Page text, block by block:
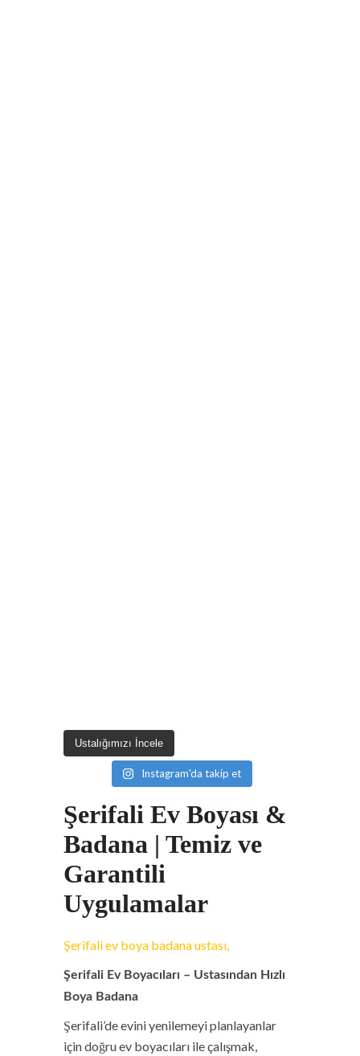
Ustalığımızı İncele
Instagram'da takip et
Şerifali Ev Boyası &
Badana | Temiz ve
Garantili
Uygulamalar
Şerifali ev boya badana ustası,
Şerifali Ev Boyacıları – Ustasından Hızlı
Boya Badana
Şerifali’de evini yenilemeyi planlayanlar
için doğru ev boyacıları ile çalışmak,